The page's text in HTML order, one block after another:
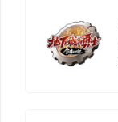
星
游戏